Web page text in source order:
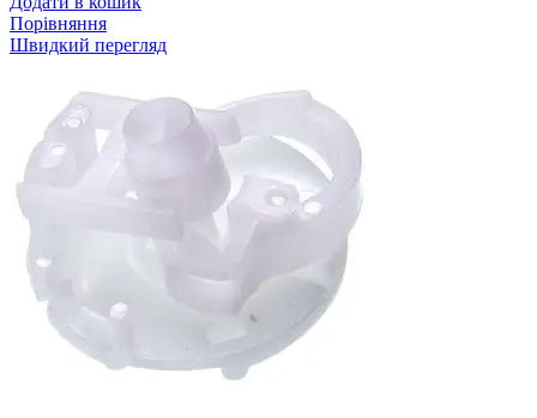
Порівняння
Швидкий перегляд